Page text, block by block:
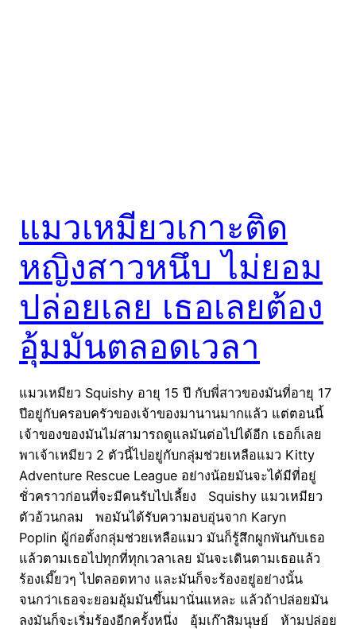
แมวเหมียวเกาะติด
หญิงสาวหนึบ ไม่ยอม
ปล่อยเลย เธอเลยต้อง
อุ้มมันตลอดเวลา
แมวเหมียว Squishy อายุ 15 ปี กับพี่สาวของมันที่อายุ 17
ปีอยู่กับครอบครัวของเจ้าของมานานมากแล้ว แต่ตอนนี้
เจ้าของของมันไม่สามารถดูแลมันต่อไปได้อีก เธอก็เลย
พาเจ้าเหมียว 2 ตัวนี้ไปอยู่กับกลุ่มช่วยเหลือแมว Kitty
Adventure Rescue League อย่างน้อยมันจะได้มีที่อยู่
ชั่วคราวก่อนที่จะมีคนรับไปเลี้ยง Squishy แมวเหมียว
ตัวอ้วนกลม พอมันได้รับความอบอุ่นจาก Karyn
Poplin ผู้ก่อตั้งกลุ่มช่วยเหลือแมว มันก็รู้สึกผูกพันกับเธอ
แล้วตามเธอไปทุกที่ทุกเวลาเลย มันจะเดินตามเธอแล้ว
ร้องเมี๊ยวๆ ไปตลอดทาง และมันก็จะร้องอยู่อย่างนั้น
จนกว่าเธอจะยอมอุ้มมันขึ้นมานั่นแหละ แล้วถ้าปล่อยมัน
ลงมันก็จะเริ่มร้องอีกครั้งหนึ่ง อุ้มเก๊าสิมนุษย์ ห้ามปล่อย